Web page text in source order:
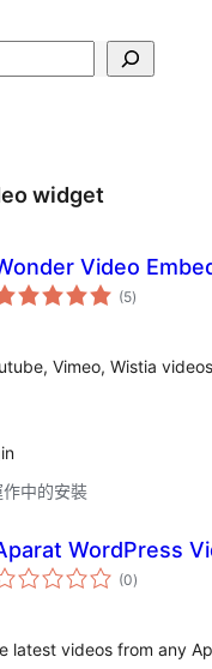
widget
Video
(5總
評)
Vimeo, Wistia
中的安裝
WordPress
(0總
評)
latest videos from any